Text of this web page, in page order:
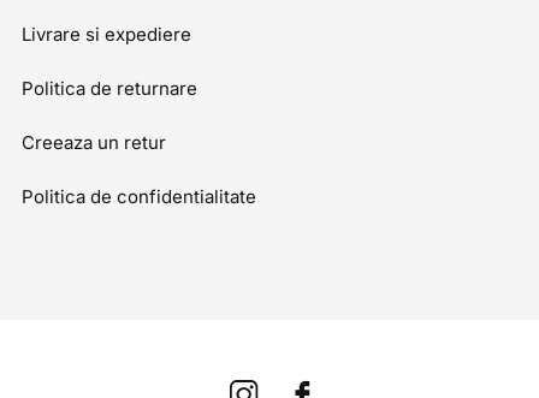
Livrare si expediere
Politica de returnare
Creeaza un retur
Politica de confidentialitate